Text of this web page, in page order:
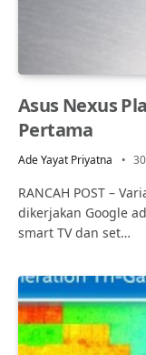
Asus Nexus
Pertama
Ade Yayat Priyatna
RANCAH POST –
dikerjakan Google
smart TV dan set…